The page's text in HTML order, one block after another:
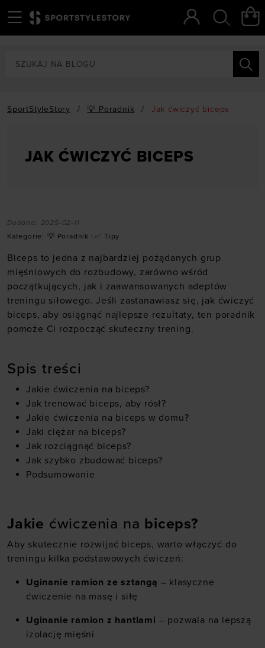
SportStyleStory / 💡 Poradnik / Jak ćwiczyć biceps
JAK ĆWICZYĆ BICEPS
Dodano: 2025-02-11
Kategorie: 💡 Poradnik ✅ Tipy
Biceps to jedna z najbardziej pożądanych grup
mięśniowych do rozbudowy, zarówno wśród
początkujących, jak i zaawansowanych adeptów
treningu siłowego. Jeśli zastanawiasz się, jak ćwiczyć
biceps, aby osiągnąć najlepsze rezultaty, ten poradnik
pomoże Ci rozpocząć skuteczny trening.
Spis treści
Jakie ćwiczenia na biceps?
Jak trenować biceps, aby rósł?
Jakie ćwiczenia na biceps w domu?
Jaki ciężar na biceps?
Jak rozciągnąć biceps?
Jak szybko zbudować biceps?
Podsumowanie
Jakie ćwiczenia na biceps?
Aby skutecznie rozwijać biceps, warto włączyć do
treningu kilka podstawowych ćwiczeń:
Uginanie ramion ze sztangą – klasyczne
ćwiczenie na masę i siłę
Uginanie ramion z hantlami – pozwala na lepszą
izolację mięśni